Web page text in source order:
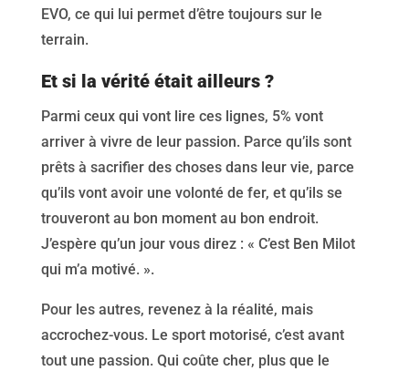
EVO, ce qui lui permet d’être toujours sur le
terrain.
Et si la vérité était ailleurs ?
Parmi ceux qui vont lire ces lignes, 5% vont
arriver à vivre de leur passion. Parce qu’ils sont
prêts à sacrifier des choses dans leur vie, parce
qu’ils vont avoir une volonté de fer, et qu’ils se
trouveront au bon moment au bon endroit.
J’espère qu’un jour vous direz : « C’est Ben Milot
qui m’a motivé. ».
Pour les autres, revenez à la réalité, mais
accrochez-vous. Le sport motorisé, c’est avant
tout une passion. Qui coûte cher, plus que le